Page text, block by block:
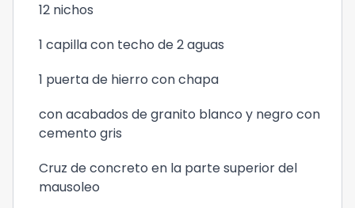
12 nichos
1 capilla con techo de 2 aguas
1 puerta de hierro con chapa
con acabados de granito blanco y negro con
cemento gris
Cruz de concreto en la parte superior del
mausoleo